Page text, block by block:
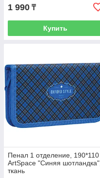
1 990 ₸
Купить
Пенал 1 отделение, 190*110
ArtSpace "Синяя шотландка",
ткань